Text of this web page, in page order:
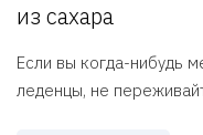
из сахара
Если вы когда-нибудь
леденцы, не